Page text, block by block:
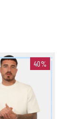
40%